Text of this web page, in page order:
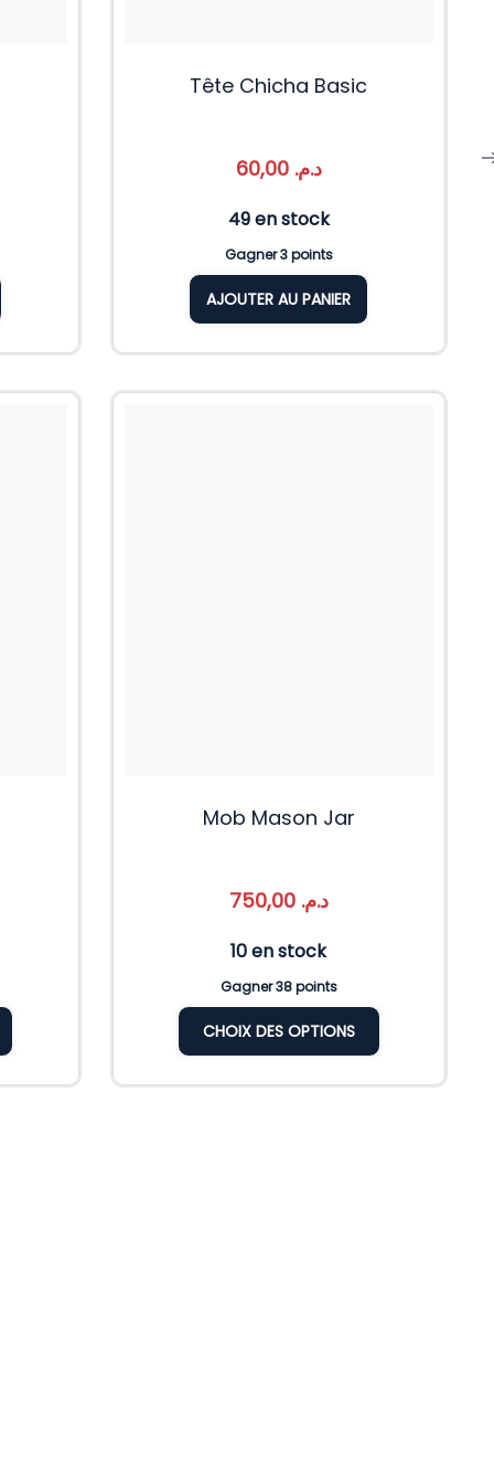
Tête Chicha Basic
د.م. 60,00
49 en stock
Gagner 3 points
AJOUTER AU PANIER
Mob Mason Jar
د.م. 750,00
10 en stock
Gagner 38 points
CHOIX DES OPTIONS